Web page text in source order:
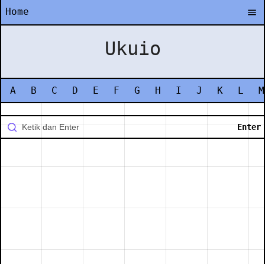
Home
Ukuio
A B C D E F G H I J K L M